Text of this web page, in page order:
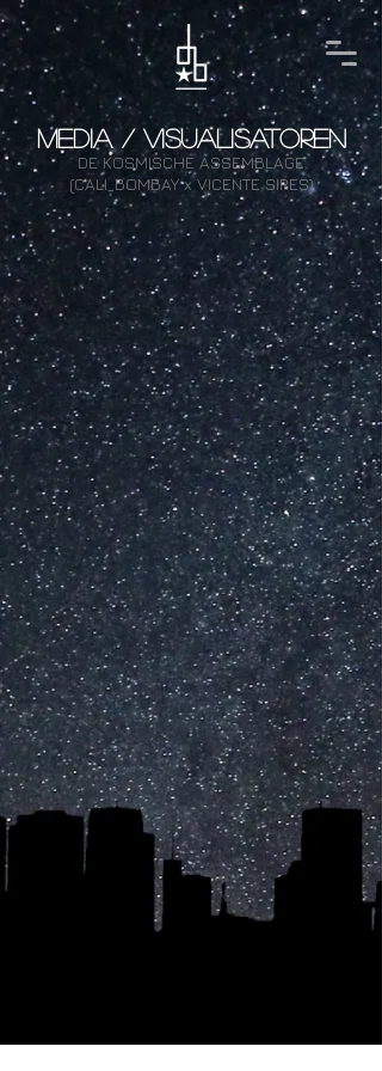
MEDIA / VISUALISATOREN
DE KOSMISCHE ASSEMBLAGE
(CALI_BOMBAY x VICENTE SIRES)